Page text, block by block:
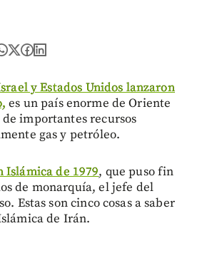
y Estados Unidos lanzaron
es un país enorme de Oriente
importantes recursos
gas y petróleo.
Islámica de 1979, que puso fin
de monarquía, el jefe del
Estas son cinco cosas a saber
de Irán.